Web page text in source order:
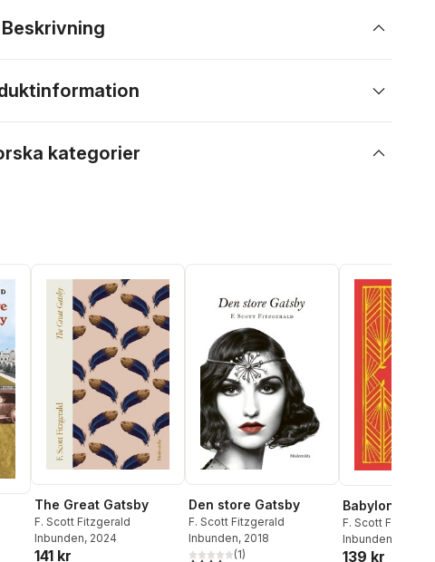
Beskrivning
kategorier
The Great Gatsby
F. Scott Fitzgerald
Inbunden, 2024
141 kr
Den store Gatsby
F. Scott Fitzgerald
Inbunden, 2018
(1)
Babylon
F. Scott
Inbunden
139 kr